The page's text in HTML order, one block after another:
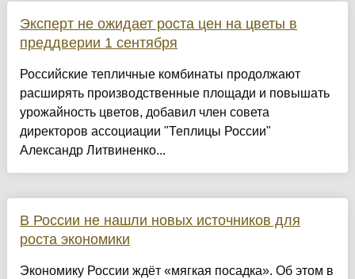
Эксперт не ожидает роста цен на цветы в
преддверии 1 сентября
Российские тепличные комбинаты продолжают
расширять производственные площади и повышать
урожайность цветов, добавил член совета
директоров ассоциации "Теплицы России"
Александр Литвиненко...
В России не нашли новых источников для
роста экономики
Экономику России ждёт «мягкая посадка». Об этом в